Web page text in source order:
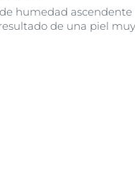
humedad
de una piel muy